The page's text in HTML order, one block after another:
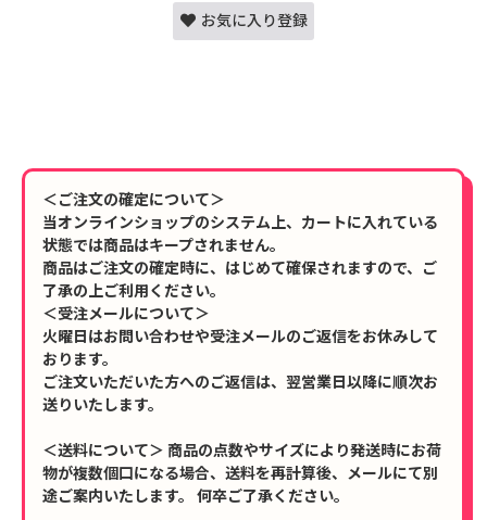
お気に入り登録
＜ご注文の確定について＞
当オンラインショップのシステム上、カートに入れている
状態では商品はキープされません。
商品はご注文の確定時に、はじめて確保されますので、ご
了承の上ご利用ください。
＜受注メールについて＞
火曜日はお問い合わせや受注メールのご返信をお休みして
おります。
ご注文いただいた方へのご返信は、翌営業日以降に順次お
送りいたします。
＜送料について＞ 商品の点数やサイズにより発送時にお荷
物が複数個口になる場合、送料を再計算後、メールにて別
途ご案内いたします。 何卒ご了承ください。